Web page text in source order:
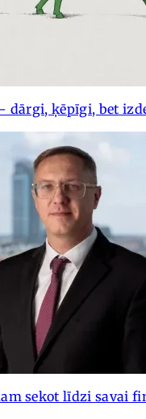
dārgi, ķēpīgi, bet
sekot līdzi savai